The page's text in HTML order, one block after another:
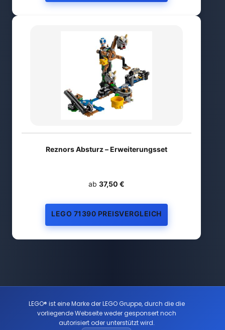
Reznors Absturz – Erweiterungsset
ab 37,50 €
LEGO 71390 PREISVERGLEICH
LEGO® ist eine Marke der LEGO Gruppe, durch die die
vorliegende Webseite weder gesponsert noch
autorisiert oder unterstützt wird.